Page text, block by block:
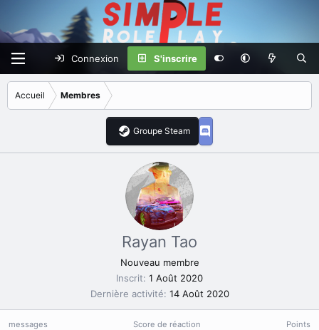
Connexion S'inscrire
Accueil Membres
Groupe Steam
Rayan Tao
Nouveau membre
Inscrit 1 Août 2020
Dernière activité 14 Août 2020
messages Score de réaction Points